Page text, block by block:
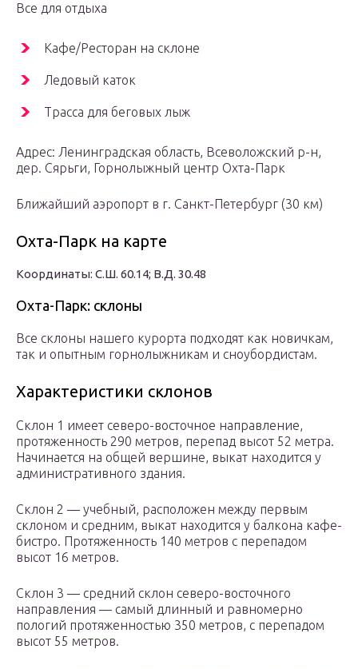
Все для отдыха
Кафе/Ресторан на склоне
Ледовый каток
Трасса для беговых лыж
Адрес: Ленинградская область, Всеволожский р-н,
дер. Сярьги, Горнолыжный центр Охта-Парк
Ближайший аэропорт в г. Санкт-Петербург (30 км)
Охта-Парк на карте
Координаты: С.Ш. 60.14; В.Д. 30.48
Охта-Парк: склоны
Все склоны нашего курорта подходят как новичкам,
так и опытным горнолыжникам и сноубордистам.
Характеристики склонов
Склон 1 имеет северо-восточное направление,
протяженность 290 метров, перепад высот 52 метра.
Начинается на общей вершине, выкат находится у
административного здания.
Склон 2 — учебный, расположен между первым
склоном и средним, выкат находится у балкона кафе-
бистро. Протяженность 140 метров с перепадом
высот 16 метров.
Склон 3 — средний склон северо-восточного
направления — самый длинный и равномерно
пологий протяженностью 350 метров, с перепадом
высот 55 метров.